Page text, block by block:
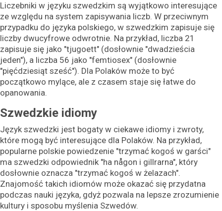
Liczebniki w języku szwedzkim są wyjątkowo interesujące
ze względu na system zapisywania liczb. W przeciwnym
przypadku do języka polskiego, w szwedzkim zapisuje się
liczby dwucyfrowe odwrotnie. Na przykład, liczba 21
zapisuje się jako "tjugoett" (dosłownie "dwadzieścia
jeden"), a liczba 56 jako "femtiosex" (dosłownie
"pięćdziesiąt sześć"). Dla Polaków może to być
początkowo mylące, ale z czasem staje się łatwe do
opanowania.
Szwedzkie idiomy
Język szwedzki jest bogaty w ciekawe idiomy i zwroty,
które mogą być interesujące dla Polaków. Na przykład,
popularne polskie powiedzenie "trzymać kogoś w garści"
ma szwedzki odpowiednik "ha någon i gillrarna", który
dosłownie oznacza "trzymać kogoś w żelazach".
Znajomość takich idiomów może okazać się przydatna
podczas nauki języka, gdyż pozwala na lepsze zrozumienie
kultury i sposobu myślenia Szwedów.